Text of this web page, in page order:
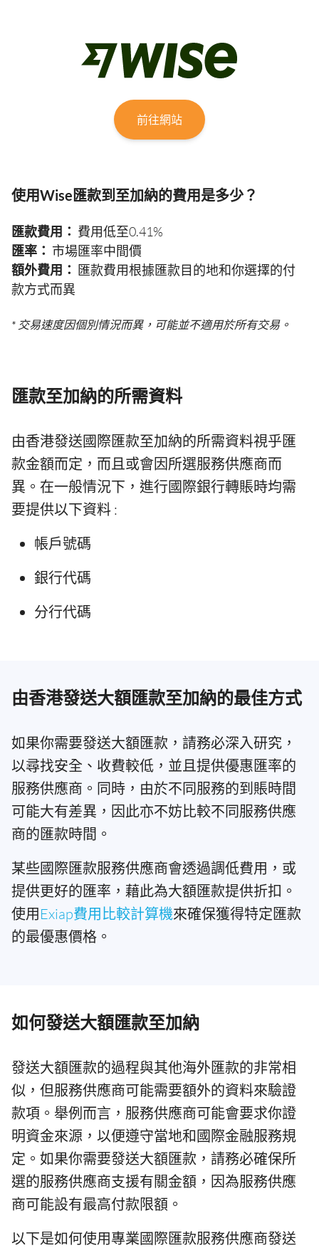
前往網站
使用Wise匯款到至加納的費用是多少？
匯款費用： 費用低至0.41%
匯率： 市場匯率中間價
額外費用： 匯款費用根據匯款目的地和你選擇的付
款方式而異
* 交易速度因個別情況而異，可能並不適用於所有交易。
匯款至加納的所需資料
由香港發送國際匯款至加納的所需資料視乎匯
款金額而定，而且或會因所選服務供應商而
異。在一般情況下，進行國際銀行轉賬時均需
要提供以下資料 :
帳戶號碼
銀行代碼
分行代碼
由香港發送大額匯款至加納的最佳方式
如果你需要發送大額匯款，請務必深入研究，
以尋找安全、收費較低，並且提供優惠匯率的
服務供應商。同時，由於不同服務的到賬時間
可能大有差異，因此亦不妨比較不同服務供應
商的匯款時間。
某些國際匯款服務供應商會透過調低費用，或
提供更好的匯率，藉此為大額匯款提供折扣。
使用 Exiap費用比較計算機來確保獲得特定匯款
的最優惠價格。
如何發送大額匯款至加納
發送大額匯款的過程與其他海外匯款的非常相
似，但服務供應商可能需要額外的資料來驗證
款項。舉例而言，服務供應商可能會要求你證
明資金來源，以便遵守當地和國際金融服務規
定。如果你需要發送大額匯款，請務必確保所
選的服務供應商支援有關金額，因為服務供應
商可能設有最高付款限額。
以下是如何使用專業國際匯款服務供應商發送